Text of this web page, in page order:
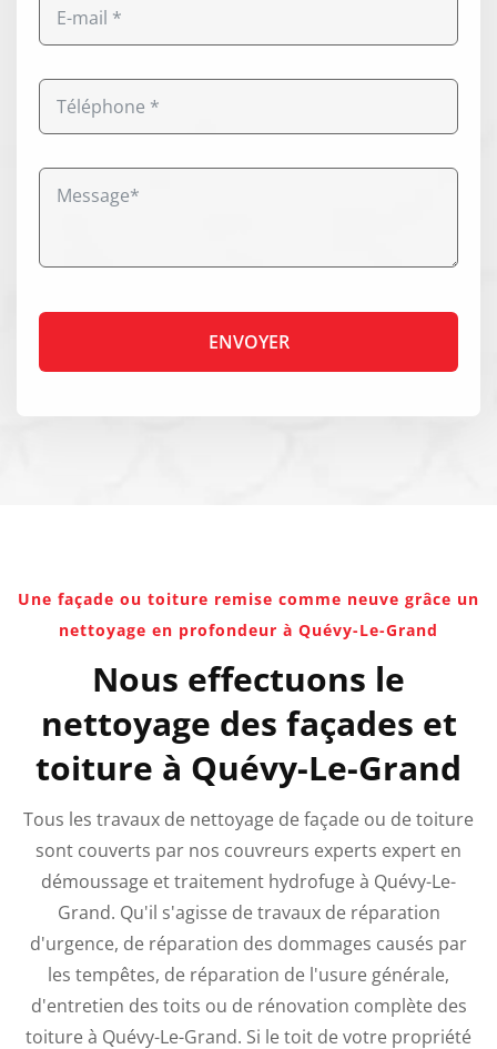
Une façade ou toiture remise comme neuve grâce un
nettoyage en profondeur à Quévy-Le-Grand
Nous effectuons le
nettoyage des façades et
toiture à Quévy-Le-Grand
Tous les travaux de nettoyage de façade ou de toiture
sont couverts par nos couvreurs experts expert en
démoussage et traitement hydrofuge à Quévy-Le-
Grand. Qu'il s'agisse de travaux de réparation
d'urgence, de réparation des dommages causés par
les tempêtes, de réparation de l'usure générale,
d'entretien des toits ou de rénovation complète des
toiture à Quévy-Le-Grand. Si le toit de votre propriété